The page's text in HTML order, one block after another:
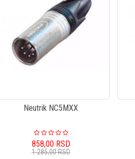
Neutrik NC5MXX
858,00 RSD
1.285,00RSD